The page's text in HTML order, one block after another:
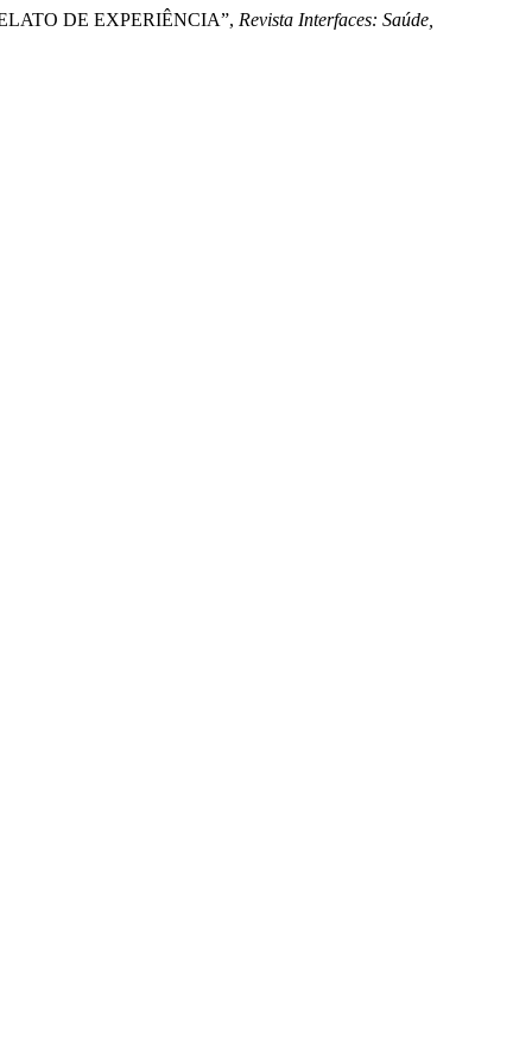
DE EXPERIÊNCIA”, Revista Interfaces: Saúde,